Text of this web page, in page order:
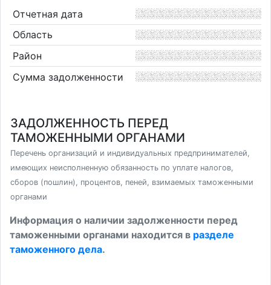
Отчетная дата
Область
Район
Сумма задолженности
ЗАДОЛЖЕННОСТЬ ПЕРЕД
ТАМОЖЕННЫМИ ОРГАНАМИ
Перечень организаций и индивидуальных предпринимателей,
имеющих неисполненную обязанность по уплате налогов,
сборов (пошлин), процентов, пеней, взимаемых таможенными
органами
Информация о наличии задолженности перед
таможенными органами находится в разделе
таможенного дела.